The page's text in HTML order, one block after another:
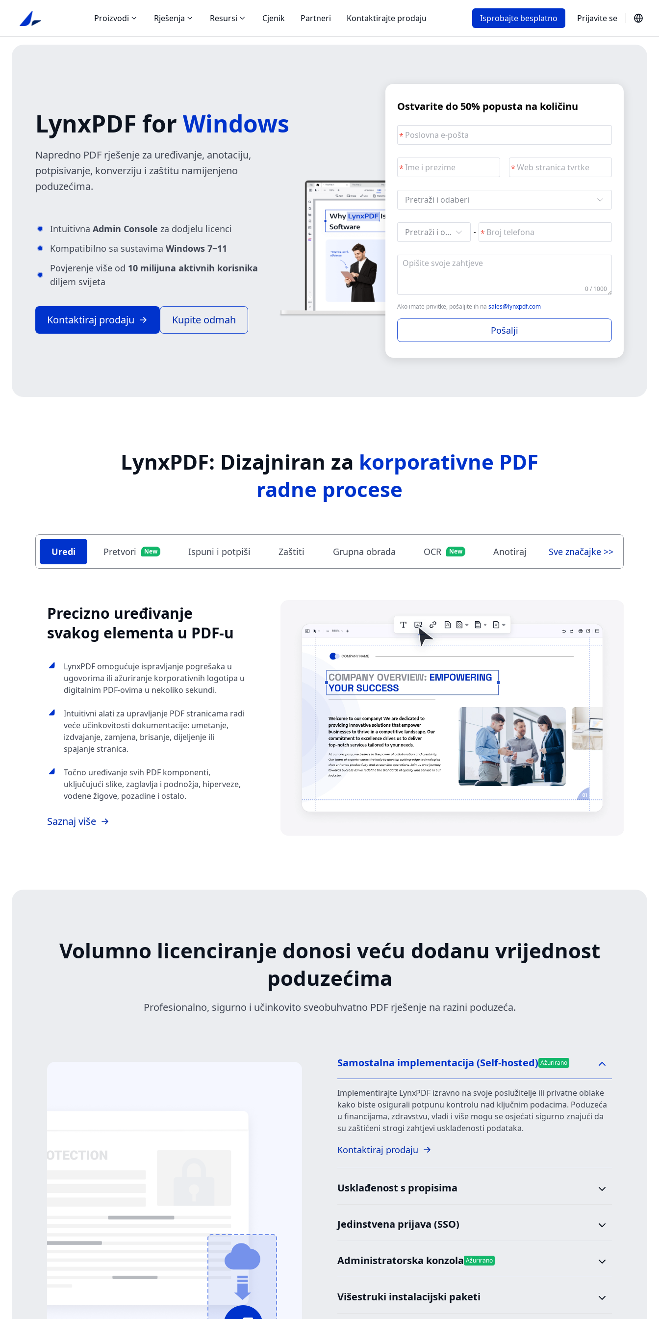
Proizvodi Rješenja Resursi Cjenik Partneri Kontaktirajte prodaju Isprobajte besplatno Prijavite se
LynxPDF for Windows
Napredno PDF rješenje za uređivanje, anotaciju,
potpisivanje, konverziju i zaštitu namijenjeno
poduzećima.
Intuitivna Admin Console za dodjelu licenci
Kompatibilno sa sustavima Windows 7~11
Povjerenje više od 10 milijuna aktivnih korisnika
diljem svijeta
Kontaktiraj prodaju Kupite odmah
Ostvarite do 50% popusta na količinu
Pretraži i odaberi
Pretraži i odaberi -
0 / 1000
Ako imate privitke, pošaljite ih na sales@lynxpdf.com
Pošalji
LynxPDF: Dizajniran za korporativne PDF
radne procese
Uredi Pretvori New Ispuni i potpiši Zaštiti Grupna obrada OCR New Anotiraj Sve značajke >>
Precizno uređivanje
svakog elementa u PDF-u
LynxPDF omogućuje ispravljanje pogrešaka u
ugovorima ili ažuriranje korporativnih logotipa u
digitalnim PDF-ovima u nekoliko sekundi.
Intuitivni alati za upravljanje PDF stranicama radi
veće učinkovitosti dokumentacije: umetanje,
izdvajanje, zamjena, brisanje, dijeljenje ili
spajanje stranica.
Točno uređivanje svih PDF komponenti,
uključujući slike, zaglavlja i podnožja, hiperveze,
vodene žigove, pozadine i ostalo.
Saznaj više
Volumno licenciranje donosi veću dodanu vrijednost
poduzećima
Profesionalno, sigurno i učinkovito sveobuhvatno PDF rješenje na razini poduzeća.
Samostalna implementacija (Self-hosted) Ažurirano
Implementirajte LynxPDF izravno na svoje poslužitelje ili privatne oblake
kako biste osigurali potpunu kontrolu nad ključnim podacima. Poduzeća
u financijama, zdravstvu, vladi i više mogu se osjećati sigurno znajući da
su zaštićeni strogi zahtjevi usklađenosti podataka.
Kontaktiraj prodaju
Usklađenost s propisima
Jedinstvena prijava (SSO)
Administratorska konzola Ažurirano
Višestruki instalacijski paketi